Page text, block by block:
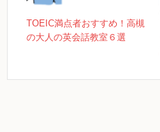
TOEIC満点者おすすめ！高槻
の大人の英会話教室６選